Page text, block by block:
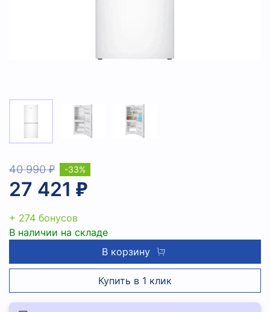
40 990 ₽
27 421 ₽
-33%
+ 274 бонусов
В наличии на складе
В корзину
Купить в 1 клик